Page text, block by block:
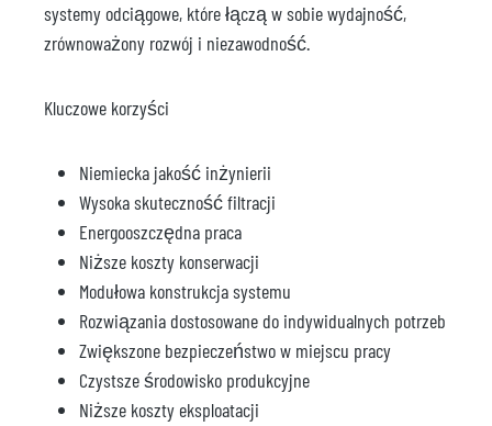
systemy odciągowe, które łączą w sobie wydajność,
zrównoważony rozwój i niezawodność.
Kluczowe korzyści
Niemiecka jakość inżynierii
Wysoka skuteczność filtracji
Energooszczędna praca
Niższe koszty konserwacji
Modułowa konstrukcja systemu
Rozwiązania dostosowane do indywidualnych potrzeb
Zwiększone bezpieczeństwo w miejscu pracy
Czystsze środowisko produkcyjne
Niższe koszty eksploatacji